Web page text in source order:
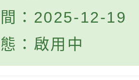
：2025-12-19
：啟用中